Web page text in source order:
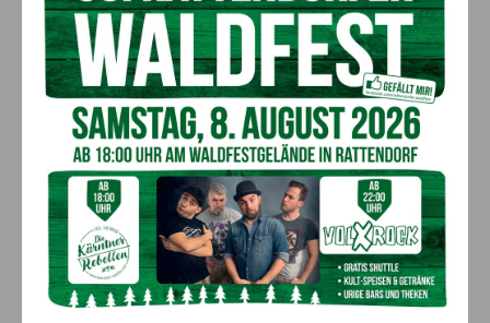
Vorheriger Artikel
Kärnten setzt auf
Bauinvestitionen: Über 1,3
Milliarden Euro für
Infrastruktur und Wirtschaft
Nächster Artikel
Listiger Krypto- Betrug:
Falsche Gewinnaussichten
forderten 44- Jährigen
Schaden in fünfstelliger Höhe
AKTUELLES
Ehrung für 50 Jahre Chorleitung:
Kärntner Lorbeer in Gold für Herwig
Schwarz